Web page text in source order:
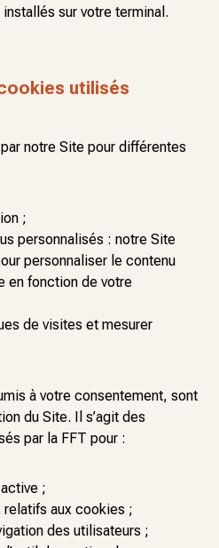
sur votre terminal.
utilisés
notre Site pour différentes
;
personnalisés : notre Site
personnaliser le contenu
en fonction de votre
de visites et mesurer
à votre consentement, sont
du Site. Il s’agit des
par la FFT pour :
;
aux cookies ;
des utilisateurs ;